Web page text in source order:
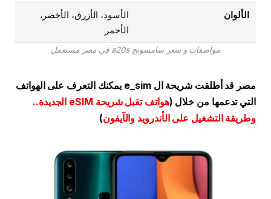
الألوان
الأسود، الأزرق، الأخضر،
الأحمر
مواصفات و سعر سامسونج a20s في مصر مستعمل
مصر قد أطلقت شريحة ال e_sim يمكنك التعرف على الهواتف
التي تدعمها من خلال (
هواتف تقبل شريحة eSIM الجديدة..
وطريقة التشغيل على الأندرويد والآيفون)